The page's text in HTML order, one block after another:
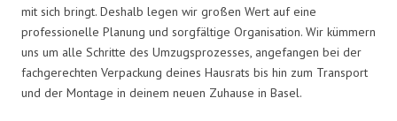
mit sich bringt. Deshalb legen wir großen Wert auf eine
professionelle Planung und sorgfältige Organisation. Wir kümmern
uns um alle Schritte des Umzugsprozesses, angefangen bei der
fachgerechten Verpackung deines Hausrats bis hin zum Transport
und der Montage in deinem neuen Zuhause in Basel.